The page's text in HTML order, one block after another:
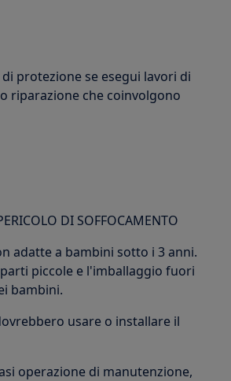
protezione se esegui lavori di
riparazione che coinvolgono
DI SOFFOCAMENTO
adatte a bambini sotto i 3 anni.
piccole e l'imballaggio fuori
bambini.
usare o installare il
operazione di manutenzione,